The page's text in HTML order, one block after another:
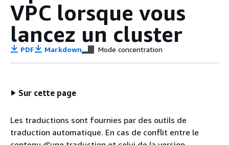
VPC lorsque vous
lancez un cluster
PDF Markdown Mode concentration
Sur cette page
Les traductions sont fournies par des outils de
traduction automatique. En cas de conflit entre le